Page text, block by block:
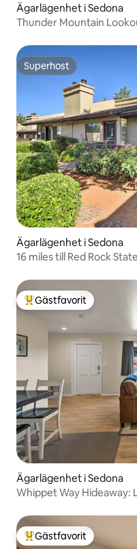
Ägarlägenhet i Sedona
Thunder Mountain
Superhost
Superhost
Ägarlägenhet i Sedona
16 miles till Red Rock
Populär gästfavorit
Gästfavorit
Ägarlägenhet i Sedona
Whippet Way Hideaway:
Populär gästfavorit
Gästfavorit